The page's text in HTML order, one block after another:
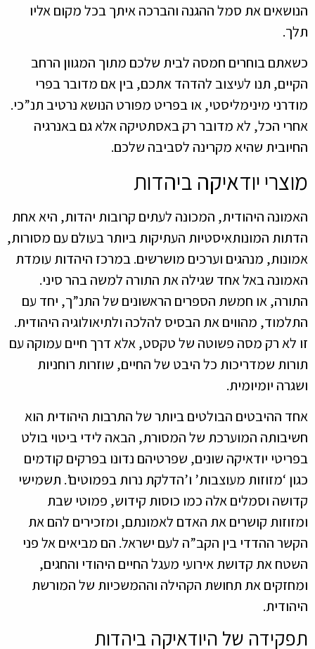
הנושאים את סמל ההגנה והברכה איתך בכל מקום אליו
תלך.
כשאתם בוחרים חמסה לבית שלכם מתוך המגוון הרחב
הקיים, תנו לעיצוב להדהד אתכם, בין אם מדובר בפרי
מודרני מינימליסטי, או בפריט מפורט הנושא נרטיב תנ”כי.
אחרי הכל, לא מדובר רק באסתטיקה אלא גם באנרגיה
החיובית שהיא מקרינה לסביבה שלכם.
מוצרי יודאיקה ביהדות
האמונה היהודית, המכונה לעתים קרובות יהדות, היא אחת
הדתות המונותאיסטיות העתיקות ביותר בעולם עם מסורות,
אמונות, מנהגים וערכים מושרשים. במרכז היהדות עומדת
האמונה באל אחד שגילה את התורה למשה בהר סיני.
התורה, או חמשת הספרים הראשונים של התנ”ך, יחד עם
התלמוד, מהווים את הבסיס להלכה ולתיאולוגיה היהודית.
זו לא רק מסה פשוטה של טקסט, אלא דרך חיים עמוקה עם
תורות שמדריכות כל היבט של החיים, שוזרות רוחניות
ושגרה יומיומית.
אחד ההיבטים הבולטים ביותר של התרבות היהודית הוא
חשיבותה המוערכת של המסורת, הבאה לידי ביטוי בולט
בפריטי יודאיקה שונים, שפרטיהם נדונו בפרקים קודמים
כגון ‘מזוזות מעוצבות’ ו’הדלקת נרות בפמוטים’. תשמישי
קדושה וסמלים אלה כמו כוסות קידוש, פמוטי שבת
ומזוזות קושרים את האדם לאמונתם, ומזכירים להם את
הקשר ההדדי בין הקב”ה לעם ישראל. הם מביאים אל פני
השטח את קדושת אירועי מעגל החיים היהודי והחגים,
ומחזקים את תחושת הקהילה וההמשכיות של המורשת
היהודית.
תפקידה של היודאיקה ביהדות